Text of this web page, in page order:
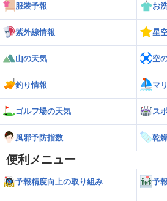
服装予報 お
紫外線情報 星
山の天気 空
釣り情報 マ
ゴルフ場の天気 ス
風邪予防指数 乾
便利メニュー
予報精度向上の取り組み 予